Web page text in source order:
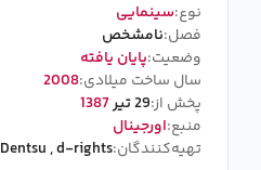
نوع:سینمایی
فصل:نامشخص
وضعیت:پایان یافته
سال ساخت میلادی:2008
پخش از:29 تیر
1387
منبع:اورجینال
تهیه‌کنندگان:
Dentsu,d-rights